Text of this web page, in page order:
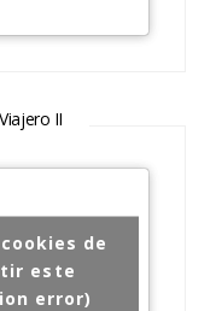
II
de
este
error)